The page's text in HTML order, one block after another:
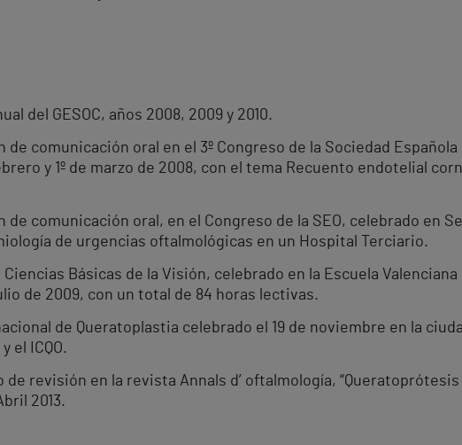
del GESOC, años 2008, 2009 y 2010.
comunicación oral en el 3º Congreso de la Sociedad Española
y 1º de marzo de 2008, con el tema Recuento endotelial
comunicación oral, en el Congreso de la SEO, celebrado en
de urgencias oftalmológicas en un Hospital Terciario.
Básicas de la Visión, celebrado en la Escuela
de 2009, con un total de 84 horas lectivas.
de Queratoplastia celebrado el 19 de noviembre en la
el ICQO.
de revisión en la revista Annals d’ oftalmología,
2013.